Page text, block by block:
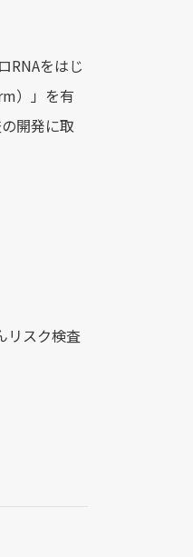
RNAをはじ
）」を有
開発に取
リスク検査